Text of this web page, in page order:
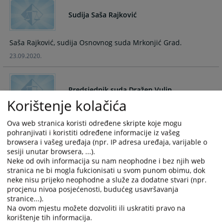
date.
Press
question
to
get
the
keyboard
shortcuts
for
changing
dates.
a
to
get
the
keyboard
shortcuts
for
changing
dates.
Sudija Saša Rajković
Saša Rajković, sudija Osnovnog suda Mrkonjić Grad.
23.09.2020.
Predsjednik suda Dražen Vulin
Dražen Vulin, Predsjednik Osnovnog suda Mrkonjić Grad.
01.07.2019.
Sudija Željko Čegar
Željko Čegar, sudija Osnovnog suda Mrkonjić Grad.
29.10.2018.
Korištenje kolačića
Ova web stranica koristi određene skripte koje mogu
pohranjivati i koristiti određene informacije iz vašeg
browsera i vašeg uređaja (npr. IP adresa uređaja, varijable o
sesiji unutar browsera, ...).
Neke od ovih informacija su nam neophodne i bez njih web
stranica ne bi mogla fukcionisati u svom punom obimu, dok
neke nisu prijeko neophodne a služe za dodatne stvari (npr.
procjenu nivoa posjećenosti, budućeg usavršavanja
stranice...).
Na ovom mjestu možete dozvoliti ili uskratiti pravo na
korištenje tih informacija.